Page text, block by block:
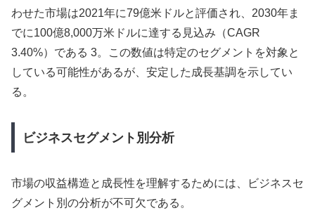
わせた市場は2021年に79億米ドルと評価され、2030年ま
でに100億8,000万米ドルに達する見込み（CAGR
3.40%）である 3。この数値は特定のセグメントを対象と
している可能性があるが、安定した成長基調を示してい
る。
ビジネスセグメント別分析
市場の収益構造と成長性を理解するためには、ビジネスセ
グメント別の分析が不可欠である。